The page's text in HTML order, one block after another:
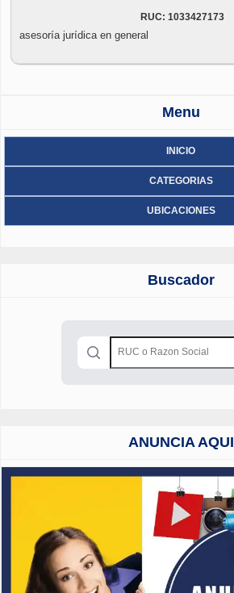
RUC: 1033427173
asesoría jurídica en general
Menu
INICIO
CATEGORIAS
UBICACIONES
Buscador
ANUNCIA AQUI